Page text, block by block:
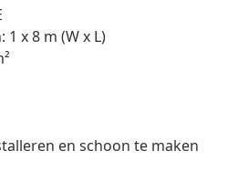
x 8 m (W x L)
en schoon te maken